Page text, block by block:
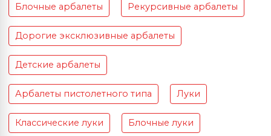
Блочные арбалеты Рекурсивные арбалеты
Дорогие эксклюзивные арбалеты
Детские арбалеты
Арбалеты пистолетного типа Луки
Классические луки Блочные луки